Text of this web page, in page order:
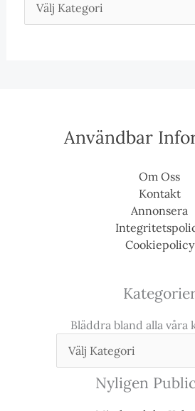
Användbar
Om Oss
Kontakt
Annonsera
Cookiepolicy
Bläddra bland alla våra
Nyligen